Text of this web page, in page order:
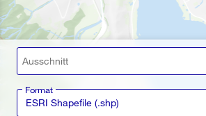
Ausschnitt
Format
ESRI Shapefile (.shp)